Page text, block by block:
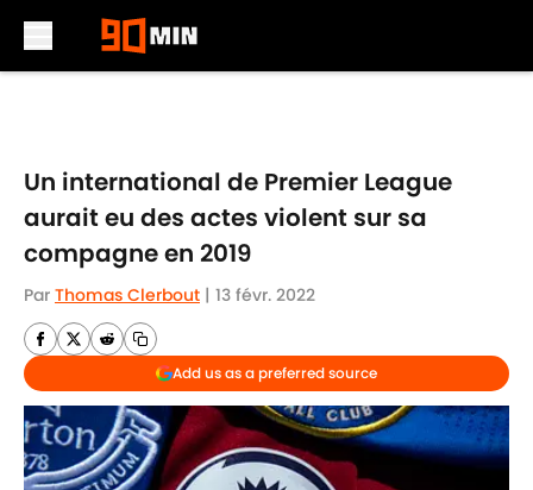
Un international de Premier League
aurait eu des actes violent sur sa
compagne en 2019
Par Thomas Clerbout | 13 févr. 2022
Add us as a preferred source